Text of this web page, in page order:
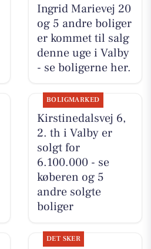
Ingrid Marievej 20
og 5 andre boliger
er kommet til salg
denne uge i Valby
- se boligerne her.
BOLIGMARKED
Kirstinedalsvej 6,
2. th i Valby er
solgt for
6.100.000 - se
køberen og 5
andre solgte
boliger
DET SKER